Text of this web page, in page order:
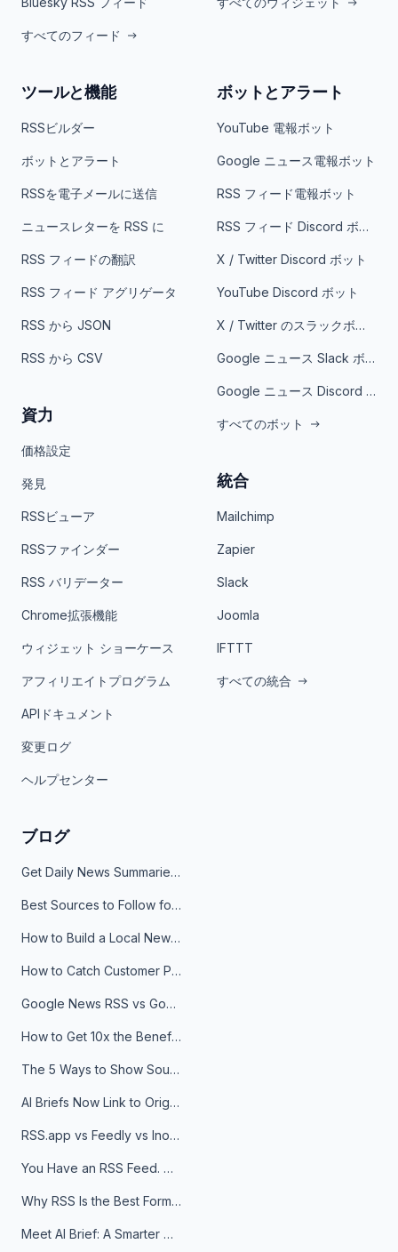
すべてのフィード
ツールと機能
RSSビルダー
ボットとアラート
RSSを電子メールに送信
ニュースレターを RSS に
RSS フィードの翻訳
RSS フィード アグリゲータ
RSS から JSON
RSS から CSV
資力
価格設定
発見
RSSビューア
RSSファインダー
RSS バリデーター
Chrome拡張機能
ウィジェット ショーケース
アフィリエイトプログラム
APIドキュメント
変更ログ
ヘルプセンター
ボットとアラート
YouTube 電報ボット
Google ニュース電報ボット
RSS フィード電報ボット
RSS フィード Discord ボット
X / Twitter Discord ボット
YouTube Discord ボット
X / Twitter のスラックボット
Google ニュース Slack ボット
Google ニュース Discord ボット
すべてのボット
統合
Mailchimp
Zapier
Slack
Joomla
IFTTT
すべての統合
ブログ
Get Daily News Summaries About Any Topic in Telegram, Discord, Slack, and Email
Best Sources to Follow for Crypto News in Your Reader (2026)
How to Build a Local News Hub That Updates Itself
How to Catch Customer Problems Before They Become Support Tickets
Google News RSS vs Google Alerts: Which Is Better for News Monitoring?
How to Get 10x the Benefits of Google Alerts
The 5 Ways to Show Sources in Your AI Brief, And When to Use Each
AI Briefs Now Link to Original Sources. Here's Why It Matters
RSS.app vs Feedly vs Inoreader: Which One Is Actually Right for You?
You Have an RSS Feed. Now What?
Why RSS Is the Best Format for AI Agents in 2026
Meet AI Brief: A Smarter Way to Stay on Top of Information